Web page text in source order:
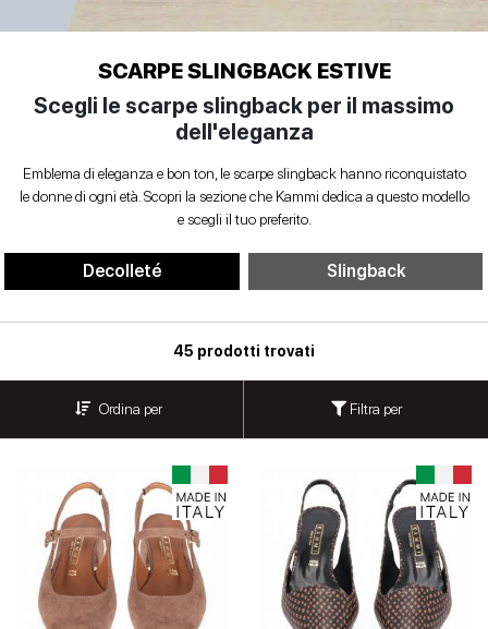
SCARPE
DONNA
INVERNALI
SCARPE
CONTATTI
IT EN DE FR ES
Sandali con tacco
Scarpe basse
Indietro
Scarpe basse
Indietro
SCARPE SLINGBACK ESTIVE
Scegli le scarpe slingback per il massimo
dell'eleganza
Emblema di eleganza e bon ton, le scarpe slingback hanno riconquistato
le donne di ogni età. Scopri la sezione che Kammi dedica a questo modello
e scegli il tuo preferito.
Decolleté Slingback
45 prodotti trovati
Ordina per Filtra per
Anfibi
Ballerine
Borse
donna
Decolleté
bassi
Sandali
con
tacco
Scarpe
con